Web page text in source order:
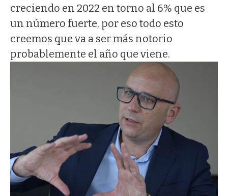
creciendo en 2022 en torno al 6% que es
un número fuerte, por eso todo esto
creemos que va a ser más notorio
probablemente el año que viene.